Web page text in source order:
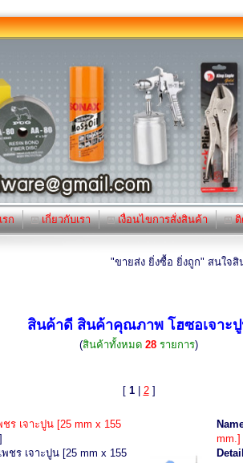
ก เกี่ยวกับเรา เงื่อนไขการสั่งสินค้า ติ
"ขายส่ง ยิ่งซื้อ ยิ่งถูก" สนใจสินค้าตัว
สินค้าดี สินค้าคุณภาพ โฮซอเจาะ
(สินค้าทั้งหมด 28 รายการ)
[ 1| 2 ]
ร เจาะปูน [25 mm x 155
ชร เจาะปูน [25 mm x 155
mm.]